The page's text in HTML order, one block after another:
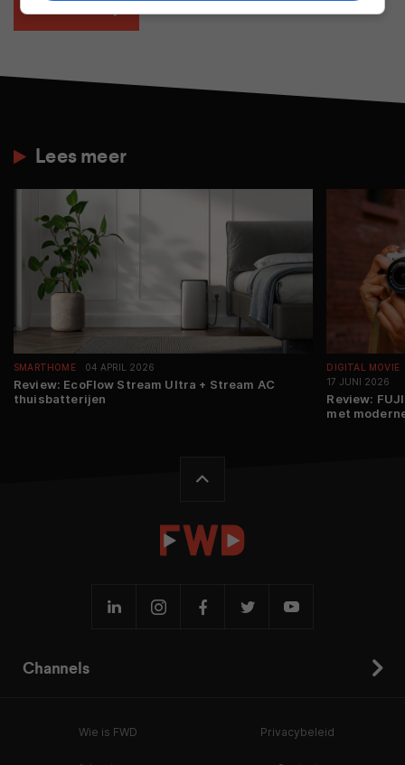
Plaats reactie
Lees meer
SMARTHOME 04 APRIL 2026
Review: EcoFlow Stream Ultra + Stream AC
thuisbatterijen
DIGITAL MOVIE
17 JUNI 2026
Review:
met
Channels
Wie is FWD Privacybeleid